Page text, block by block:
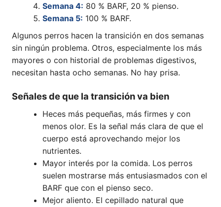
Semana 4: 80 % BARF, 20 % pienso.
Semana 5: 100 % BARF.
Algunos perros hacen la transición en dos semanas
sin ningún problema. Otros, especialmente los más
mayores o con historial de problemas digestivos,
necesitan hasta ocho semanas. No hay prisa.
Señales de que la transición va bien
Heces más pequeñas, más firmes y con
menos olor. Es la señal más clara de que el
cuerpo está aprovechando mejor los
nutrientes.
Mayor interés por la comida. Los perros
suelen mostrarse más entusiasmados con el
BARF que con el pienso seco.
Mejor aliento. El cepillado natural que